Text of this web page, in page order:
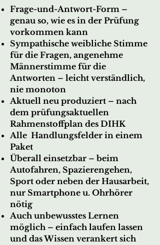
Frage-und-Antwort-Form –
genau so, wie es in der Prüfung
vorkommen kann
Sympathische weibliche Stimme
für die Fragen, angenehme
Männerstimme für die
Antworten – leicht verständlich,
nie monoton
Aktuell neu produziert – nach
dem prüfungsaktuellen
Rahmenstoffplan des DIHK
Alle Handlungsfelder in einem
Paket
Überall einsetzbar – beim
Autofahren, Spazierengehen,
Sport oder neben der Hausarbeit,
nur Smartphone u. Ohrhörer
nötig
Auch unbewusstes Lernen
möglich – einfach laufen lassen
und das Wissen verankert sich